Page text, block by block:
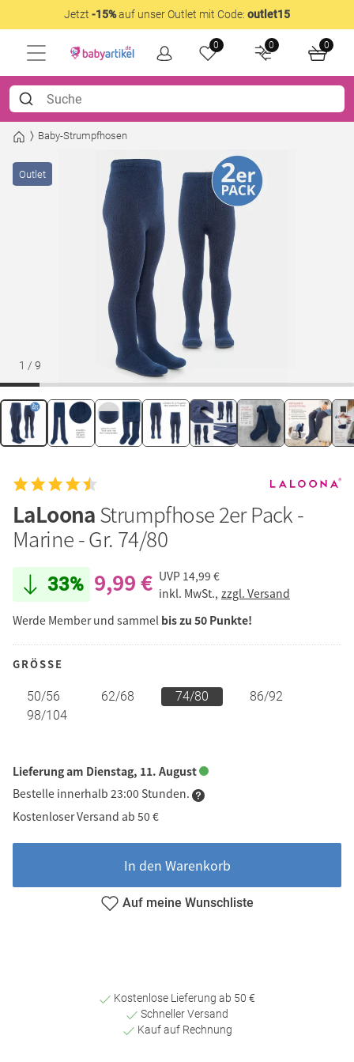
Jetzt -15%auf unser Outlet mit Code: outlet15
0 0 0
Baby-Strumpfhosen
1 / 9
Outlet
LaLoonaStrumpfhose 2er Pack -
Marine - Gr. 74/80
33% 9,99 € UVP 14,99 €
inkl. MwSt., zzgl. Versand
Werde Member und sammel bis zu 50 Punkte!
GRÖSSE
50/56 62/68 74/80
86/92
98/104
Lieferung am Dienstag, 11. August
Bestelle innerhalb 23:00 Stunden.
Kostenloser Versand ab 50 €
In den Warenkorb
Auf meine Wunschliste
Kostenlose Lieferung ab 50 €
Schneller Versand
Kauf auf Rechnung